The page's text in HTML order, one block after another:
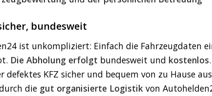
bundesweit
ist unkompliziert: Einfach die Fahrzeugdaten
Die Abholung erfolgt bundesweit und kostenlos
KFZ sicher und bequem von zu Hause
die gut organisierte Logistik von